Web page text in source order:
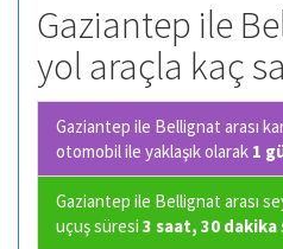
Gaziantep ile
yol araçla kaç
Gaziantep ile Bellignat arası
otomobil ile yaklaşık olarak 1
Gaziantep ile Bellignat arası
uçuş süresi 3 saat, 30 dakika